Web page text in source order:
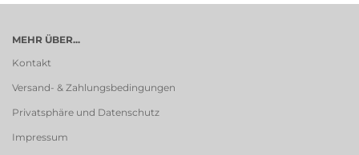
MEHR ÜBER...
Kontakt
Versand- & Zahlungsbedingungen
Privatsphäre und Datenschutz
Impressum